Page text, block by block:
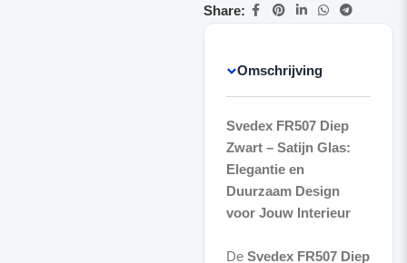
Share:
Omschrijving
Svedex FR507 Diep
Zwart – Satijn Glas:
Elegantie en
Duurzaam Design
voor Jouw Interieur
De Svedex FR507 Diep